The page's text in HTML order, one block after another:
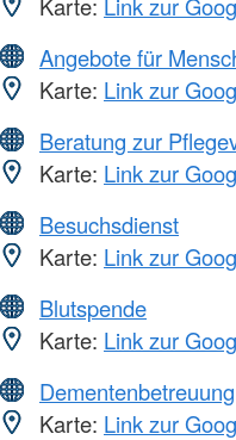
Angebote für
Karte: Link zur
Beratung zur
Karte: Link zur
Besuchsdienst
Karte: Link zur
Blutspende
Karte: Link zur
Dementenbetreuung
Karte: Link zur